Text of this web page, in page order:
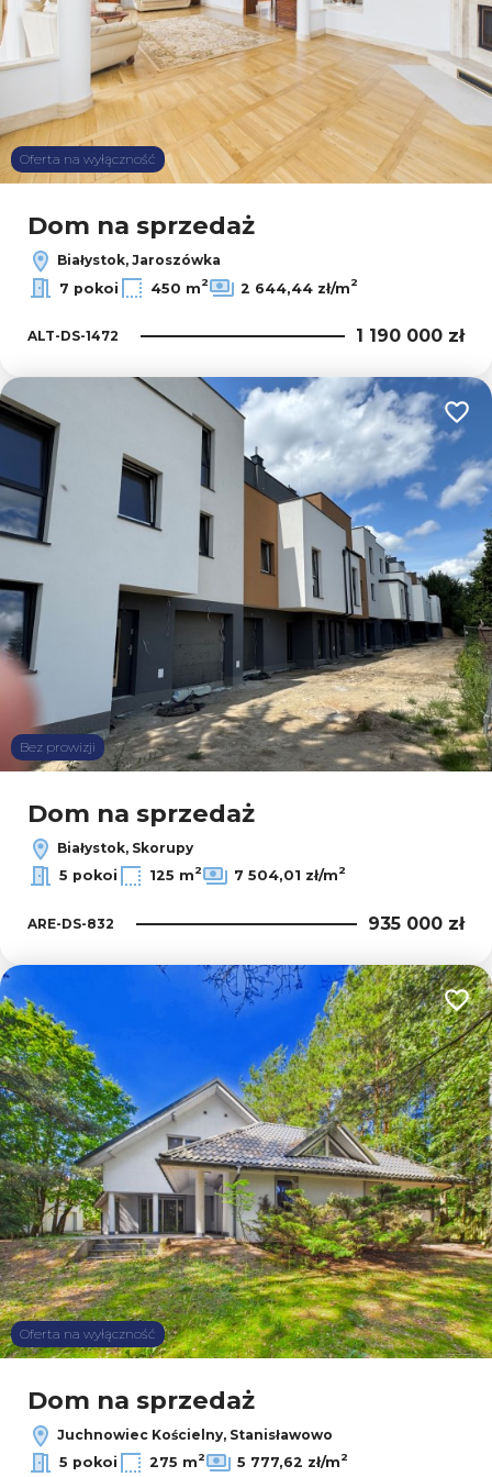
Oferta na wyłączność
Dom na sprzedaż
Białystok, Jaroszówka
7 pokoi
450 m2 2 644,44 zł/m2
ALT-DS-1472 1 190 000 zł
Bez prowizji
Dom na sprzedaż
Białystok, Skorupy
5 pokoi
125 m2 7 504,01 zł/m2
ARE-DS-832 935 000 zł
Oferta na wyłączność
Dom na sprzedaż
Juchnowiec Kościelny, Stanisławowo
5 pokoi
275 m2 5 777,62 zł/m2